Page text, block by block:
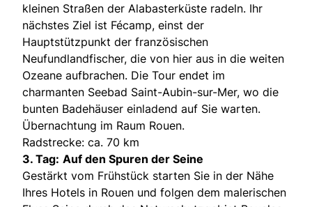
kleinen Straßen der Alabasterküste radeln. Ihr
nächstes Ziel ist Fécamp, einst der
Hauptstützpunkt der französischen
Neufundlandfischer, die von hier aus in die weiten
Ozeane aufbrachen. Die Tour endet im
charmanten Seebad Saint-Aubin-sur-Mer, wo die
bunten Badehäuser einladend auf Sie warten.
Übernachtung im Raum Rouen.
Radstrecke: ca. 70 km
3. Tag: Auf den Spuren der Seine
Gestärkt vom Frühstück starten Sie in der Nähe
Ihres Hotels in Rouen und folgen dem malerischen